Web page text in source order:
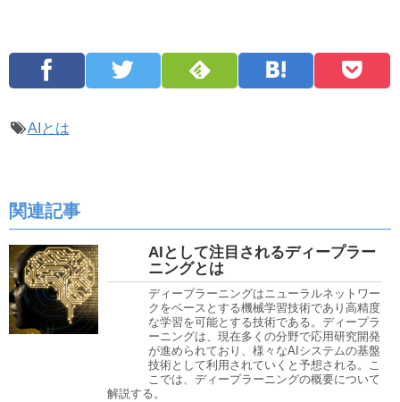
AIとは
関連記事
AIとして注目されるディープラー
ニングとは
ディープラーニングはニューラルネットワー
クをベースとする機械学習技術であり高精度
な学習を可能とする技術である。ディープラ
ーニングは、現在多くの分野で応用研究開発
が進められており、様々なAIシステムの基盤
技術として利用されていくと予想される。こ
こでは、ディープラーニングの概要について
解説する。